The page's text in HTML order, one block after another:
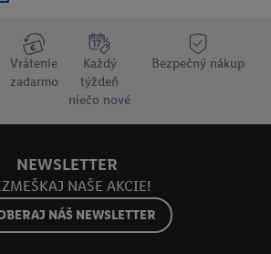
Vrátenie
zadarmo
Každý
týždeň
niečo nové
Bezpečný nákup
NEWSLETTER
NAŠE AKCIE!
NÁŠ NEWSLETTER